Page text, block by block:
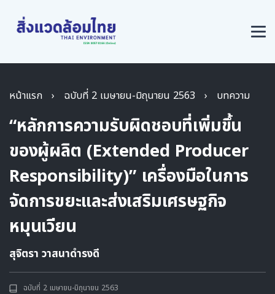
หน้าแรก › ฉบับที่ 2 เมษายน-มิถุนายน 2563 › บทความ
“หลักการความรับผิดชอบที่เพิ่มขึ้น
ของผู้ผลิต (Extended Producer
Responsibility)” เครื่องมือในการ
จัดการขยะและส่งเสริมเศรษฐกิจ
หมุนเวียน
สุจิตรา วาสนาดำรงดี
ฉบับที่ 2 เมษายน-มิถุนายน 2563